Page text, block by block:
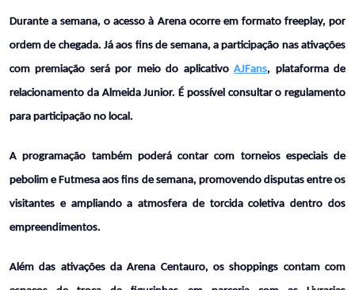
Durante a semana, o acesso à Arena ocorre em formato freeplay, por
ordem de chegada. Já aos fins de semana, a participação nas ativações
com premiação será por meio do aplicativo AJFans, plataforma de
relacionamento da Almeida Junior. É possível consultar o regulamento
para participação no local.
A programação também poderá contar com torneios especiais de
pebolim e Futmesa aos fins de semana, promovendo disputas entre os
visitantes e ampliando a atmosfera de torcida coletiva dentro dos
empreendimentos.
Além das ativações da Arena Centauro, os shoppings contam com